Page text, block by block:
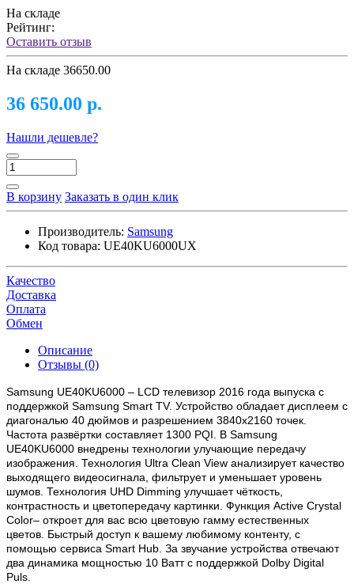
На складе
Рейтинг:
Оставить отзыв
На складе 36650.00
36 650.00 р.
Нашли дешевле?
В корзину Заказать в один клик
Производитель: Samsung
Код товара: UE40KU6000UX
Качество
Доставка
Оплата
Обмен
Описание
Отзывы (0)
Samsung UE40KU6000 – LCD телевизор 2016 года выпуска с
поддержкой Samsung Smart TV. Устройство обладает дисплеем с
диагональю 40 дюймов и разрешением 3840x2160 точек.
Частота развёртки составляет 1300 PQI. В Samsung
UE40KU6000 внедрены технологии улучающие передачу
изображения. Технология Ultra Clean View анализирует качество
выходящего видеосигнала, фильтрует и уменьшает уровень
шумов. Технология UHD Dimming улучшает чёткость,
контрастность и цветопередачу картинки. Функция Active Crystal
Color– откроет для вас всю цветовую гамму естественных
цветов. Быстрый доступ к вашему любимому контенту, с
помощью сервиса Smart Hub. За звучание устройства отвечают
два динамика мощностью 10 Ватт с поддержкой Dolby Digital
Puls.